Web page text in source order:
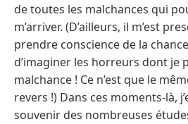
de toutes les malchances qui
m’arriver. (D’ailleurs, il m’est
prendre conscience de la
d’imaginer les horreurs dont je
malchance ! Ce n’est que le
revers !) Dans ces moments-là,
souvenir des nombreuses